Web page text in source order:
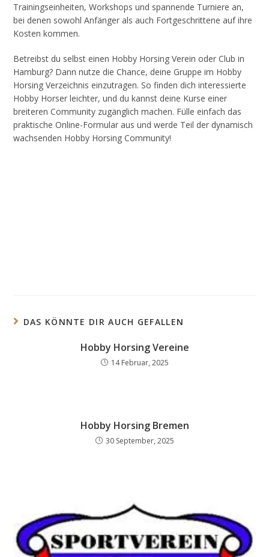
Trainingseinheiten, Workshops und spannende Turniere an,
bei denen sowohl Anfänger als auch Fortgeschrittene auf ihre
Kosten kommen.
Betreibst du selbst einen Hobby Horsing Verein oder Club in
Hamburg? Dann nutze die Chance, deine Gruppe im Hobby
Horsing Verzeichnis einzutragen. So finden dich interessierte
Hobby Horser leichter, und du kannst deine Kurse einer
breiteren Community zugänglich machen. Fülle einfach das
praktische Online-Formular aus und werde Teil der dynamisch
wachsenden Hobby Horsing Community!
DAS KÖNNTE DIR AUCH GEFALLEN
Hobby Horsing Vereine
14 Februar, 2025
Hobby Horsing Bremen
30 September, 2025